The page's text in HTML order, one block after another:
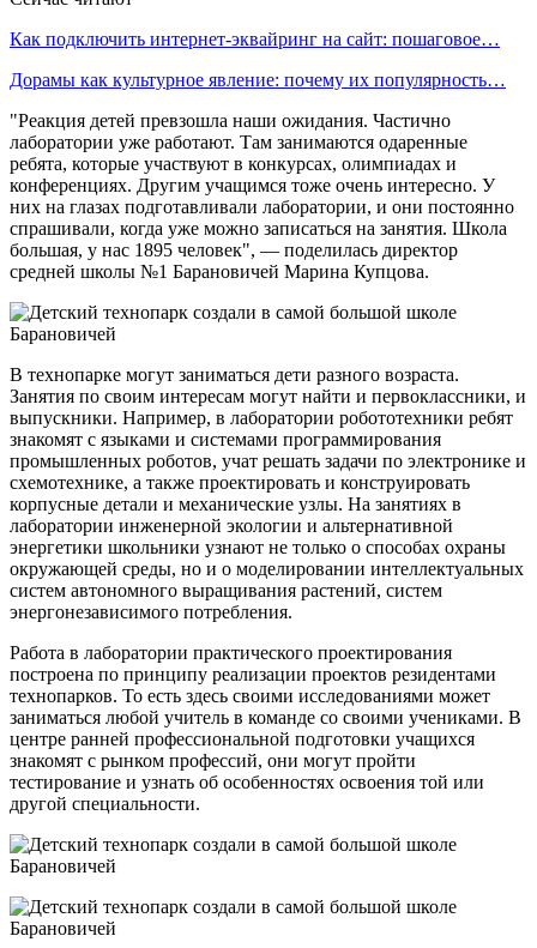
Как подключить интернет-эквайринг на сайт: пошаговое…
Дорамы как культурное явление: почему их популярность…
"Реакция детей превзошла наши ожидания. Частично
лаборатории уже работают. Там занимаются одаренные
ребята, которые участвуют в конкурсах, олимпиадах и
конференциях. Другим учащимся тоже очень интересно. У
них на глазах подготавливали лаборатории, и они постоянно
спрашивали, когда уже можно записаться на занятия. Школа
большая, у нас 1895 человек", — поделилась директор
средней школы №1 Барановичей Марина Купцова.
В технопарке могут заниматься дети разного возраста.
Занятия по своим интересам могут найти и первоклассники, и
выпускники. Например, в лаборатории робототехники ребят
знакомят с языками и системами программирования
промышленных роботов, учат решать задачи по электронике и
схемотехнике, а также проектировать и конструировать
корпусные детали и механические узлы. На занятиях в
лаборатории инженерной экологии и альтернативной
энергетики школьники узнают не только о способах охраны
окружающей среды, но и о моделировании интеллектуальных
систем автономного выращивания растений, систем
энергонезависимого потребления.
Работа в лаборатории практического проектирования
построена по принципу реализации проектов резидентами
технопарков. То есть здесь своими исследованиями может
заниматься любой учитель в команде со своими учениками. В
центре ранней профессиональной подготовки учащихся
знакомят с рынком профессий, они могут пройти
тестирование и узнать об особенностях освоения той или
другой специальности.